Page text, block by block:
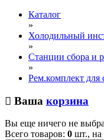
Каталог
»
Холодильный
»
Станции сбора и
»
Рем.комплект для
Ваша корзина
Вы еще ничего не
Всего товаров: 0 шт., на